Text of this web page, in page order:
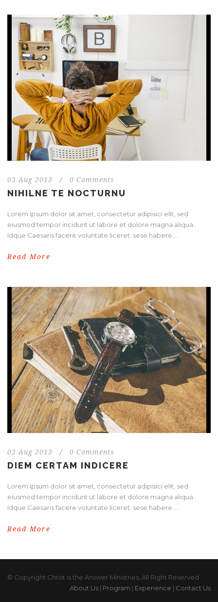
03 Aug 2013 / 0 Comments
NIHILNE TE NOCTURNU
Lorem ipsum dolor sit amet, consectetur adipisici elit, sed
eiusmod tempor incidunt ut labore et dolore magna aliqua.
Idque Caesaris facere voluntate liceret: sese habere....
Read More
02 Aug 2013 / 0 Comments
DIEM CERTAM INDICERE
Lorem ipsum dolor sit amet, consectetur adipisici elit, sed
eiusmod tempor incidunt ut labore et dolore magna aliqua.
Idque Caesaris facere voluntate liceret: sese habere....
Read More
© Copyright Christ is the Answer Ministries, All Right Reserved
About Us | Program | Experience | Contact Us